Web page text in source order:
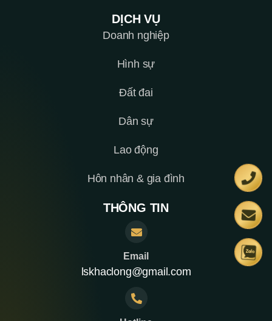
DỊCH VỤ
Doanh nghiệp
Hình sự
Đất đai
Dân sự
Lao động
Hôn nhân & gia đình
THÔNG TIN
Email
lskhaclong@gmail.com